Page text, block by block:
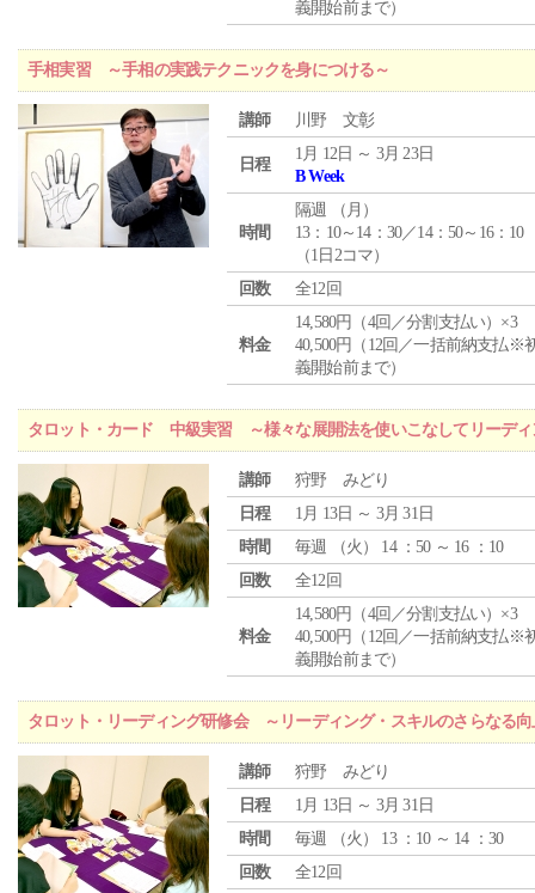
義開始前まで）
手相実習 ～手相の実践テクニックを身につける～
講師 川野 文彰
日程
1月 12日 ～ 3月 23日
B Week
時間
隔週 （ 月 ）
13：10～14：30／14：50～16：10
（1日2コマ）
回数
全12回
料金
14,580円（4回／分割支払い）×3
40,500円（12回／一括前納支払※
義開始前まで）
タロット・カード 中級実習 ～様々な展開法を使いこなしてリーディ
講師
狩野 みどり
日程
1月 13日 ～ 3月 31日
時間
毎週 （火 ） 14 ：50 ～ 16 ：10
回数
全12回
料金
14,580円（4回／分割支払い）×3
40,500円（12回／一括前納支払※
義開始前まで）
タロット・リーディング研修会 ～リーディング・スキルのさらなる
講師
狩野 みどり
日程
1月 13日 ～ 3月 31日
時間
毎週 （火 ） 13 ：10 ～ 14 ：30
回数
全12回